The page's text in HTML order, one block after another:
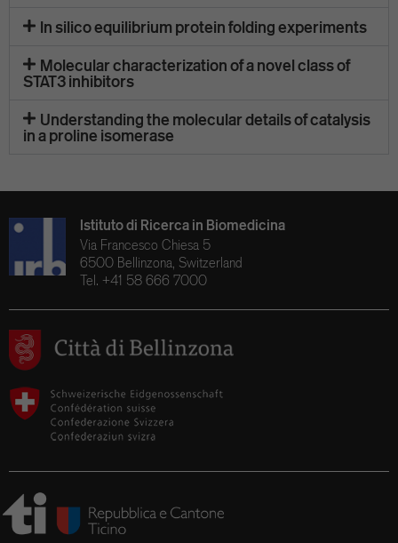
In silico equilibrium protein folding experiments
Molecular characterization of a novel class of
STAT3 inhibitors
Understanding the molecular details of catalysis
in a proline isomerase
Istituto di Ricerca in Biomedicina
Via Francesco Chiesa 5
6500 Bellinzona, Switzerland
Tel. +41 58 666 7000